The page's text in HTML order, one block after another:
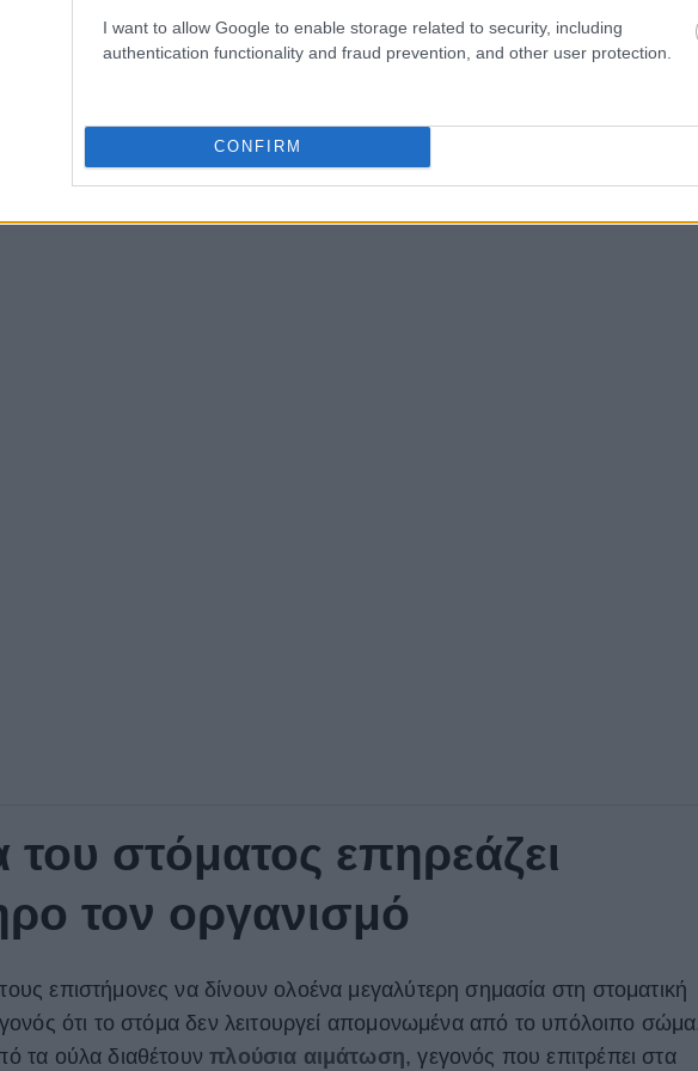
I want to allow Google to enable storage related to security, including
authentication functionality and fraud prevention, and other user protection.
CONFIRM
τη βακτηριακή πλάκα και τα υπολείμματα τροφών από τα σημεία
εκεί όπου η οδοντόβουρτσα δεν μπορεί να φτάσει. Με αυτόν τον
στη μείωση της φλεγμονής των ούλων και προστατεύει από την
μια πάθηση που αφορά περίπου έναν στους δύο ενήλικες.
του στόματος επηρεάζει
τον οργανισμό
επιστήμονες να δίνουν ολοένα μεγαλύτερη σημασία στη στοματική
ότι το στόμα δεν λειτουργεί απομονωμένα από το υπόλοιπο
τα ούλα διαθέτουνπλούσια αιμάτωση, γεγονός που επιτρέπει στα